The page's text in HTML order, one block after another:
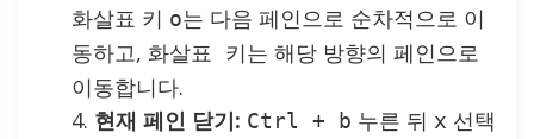
화살표 키 o는 다음 페인으로 순차적으로 이
동하고, 화살표 키는 해당 방향의 페인으로
이동합니다.
현재 페인 닫기: Ctrl + b 누른 뒤 x 선택